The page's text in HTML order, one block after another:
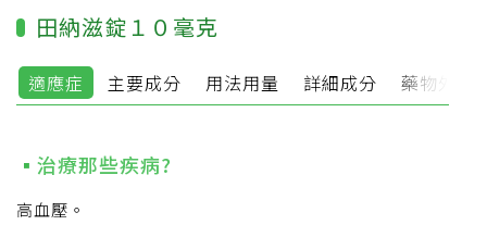
田納滋錠１０毫克
適應症 主要成分 用法用量 詳細成分 藥物外觀
治療那些疾病?
高血壓。